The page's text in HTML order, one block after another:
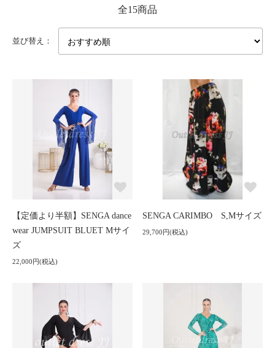
全15商品
並び替え：
【定価より半額】SENGA dance
wear JUMPSUIT BLUET Mサイ
ズ
22,000円(税込)
SENGA CARIMBO S,Mサイズ
29,700円(税込)